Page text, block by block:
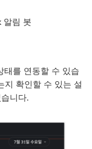
알림 봇
태를 연동할 수 있습
지 확인할 수 있는 설
니다.